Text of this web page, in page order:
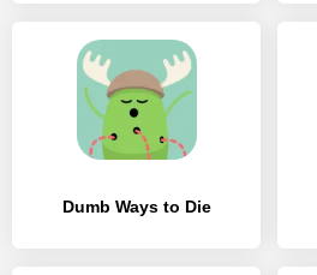
Dumb Ways to Die